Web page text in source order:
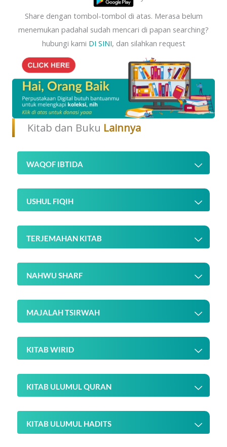
Share dengan tombol-tombol di atas. Merasa belum
menemukan padahal sudah mencari di papan searching?
hubungi kami DI SINI, dan silahkan request
Kitab dan Buku Lainnya
WAQOF IBTIDA
USHUL FIQIH
TERJEMAHAN KITAB
NAHWU SHARF
MAJALAH TSIRWAH
KITAB WIRID
KITAB ULUMUL QURAN
KITAB ULUMUL HADITS